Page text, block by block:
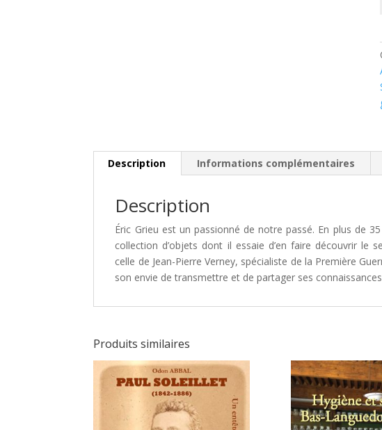
Description Informations complémentaires
Description
Éric Grieu est un passionné de notre passé. En plus de
collection d’objets dont il essaie d’en faire découvrir le
celle de Jean-Pierre Verney, spécialiste de la Première
son envie de transmettre et de partager ses
Produits similaires